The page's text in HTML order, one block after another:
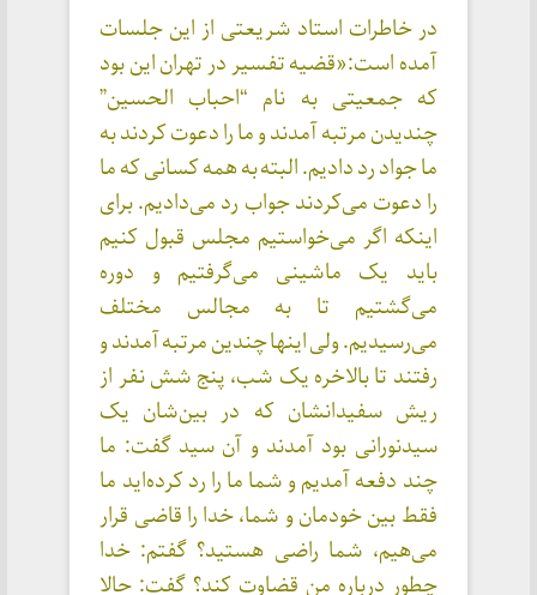
در خاطرات استاد شریعتی از این جلسات
آمده است:«قضیه تفسیر در تهران این بود
که جمعیتی به نام “احباب الحسین”
چندیدن مرتبه آمدند و ما را دعوت کردند به
ما جواد رد دادیم. البته به همه کسانی که ما
را دعوت می‌کردند جواب رد می‌دادیم. برای
اینکه اگر می‌خواستیم مجلس قبول کنیم
باید یک ماشینی می‌گرفتیم و دوره
می‌گشتیم تا به مجالس مختلف
می‌رسیدیم. ولی اینها چندین مرتبه آمدند و
رفتند تا بالاخره یک شب، پنج شش نفر از
ریش سفیدانشان که در بین‌شان یک
سیدنورانی بود آمدند و آن سید گفت: ما
چند دفعه آمدیم و شما ما را رد کرده‌اید ما
فقط بین خودمان و شما، خدا را قاضی قرار
می‌هیم، شما راضی هستید؟ گفتم: خدا
چطور درباره من قضاوت کند؟ گفت: حالا